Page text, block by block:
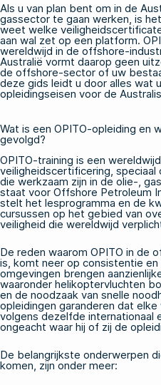
Als u van plan bent om in de
gassector te gaan werken, is
weet welke
aan wal zet op een platform.
wereldwijd in de offshore-
Australië vormt daarop geen
de offshore-sector of uw
deze gids leidt u door alles wat
opleidingseisen voor de
Wat is een OPITO-opleiding en
gevolgd?
OPITO-training is een
veiligheidscertificering,
die werkzaam zijn in de olie-,
staat voor Offshore Petroleum
stelt het lesprogramma en de
cursussen op het gebied van
veiligheid die wereldwijd
De reden waarom OPITO in de
is, komt neer op consistentie
omgevingen brengen
waaronder helikoptervluchten
en de noodzaak van snelle
opleidingen garanderen dat
volgens dezelfde internationaal
ongeacht waar hij of zij de
De belangrijkste onderwerpen
komen, zijn onder meer: